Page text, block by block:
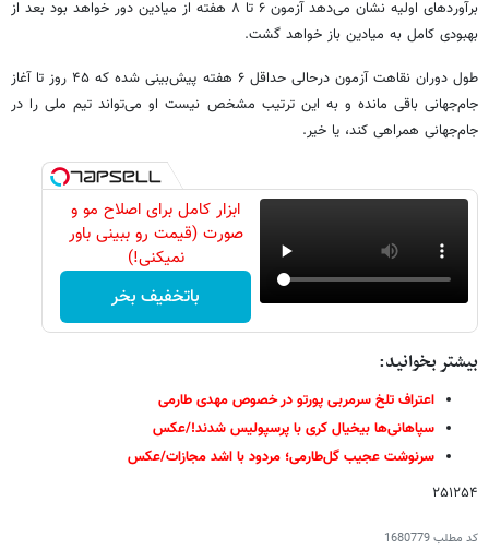
برآوردهای اولیه نشان می‌دهد آزمون ۶ تا ۸ هفته از میادین دور خواهد بود بعد از
بهبودی کامل به میادین باز خواهد گشت.
طول دوران نقاهت آزمون درحالی حداقل ۶ هفته پیش‌بینی شده که ۴۵ روز تا آغاز
جام‌جهانی باقی مانده و به این ترتیب مشخص نیست او می‌تواند تیم ملی را در
جام‌جهانی همراهی کند، یا خیر.
ابزار کامل برای اصلاح مو و
صورت (قیمت رو ببینی باور
نمیکنی!)
باتخفیف بخر
بیشتر بخوانید:
اعتراف تلخ سرمربی پورتو در خصوص مهدی طارمی
سپاهانی‌ها بیخیال کری با پرسپولیس شدند!/عکس
سرنوشت عجیب گل‌طارمی؛ مردود با اشد مجازات/عکس
۲۵۱۲۵۴
کد مطلب1680779